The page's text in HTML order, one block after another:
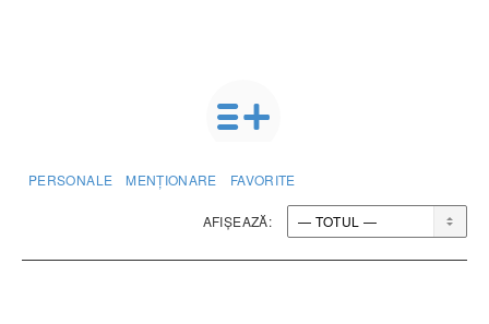
PERSONALE MENȚIONARE FAVORITE
AFIȘEAZĂ: